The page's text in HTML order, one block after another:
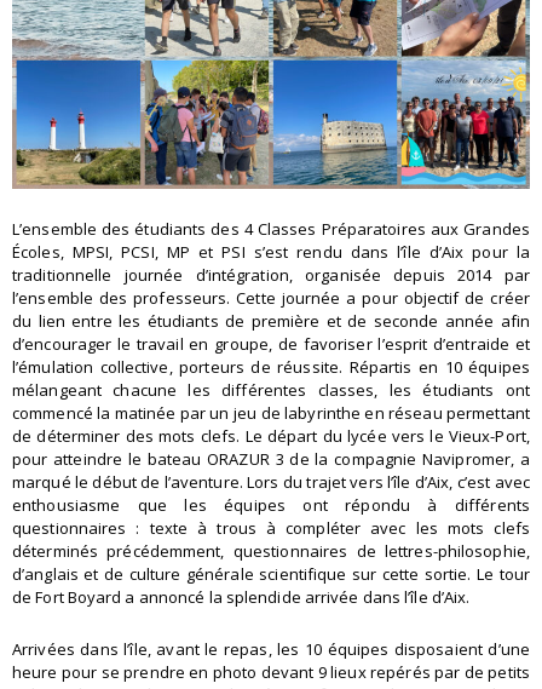
L’ensemble des étudiants des 4 Classes Préparatoires aux Grandes
Écoles, MPSI, PCSI, MP et PSI s’est rendu dans l’île d’Aix pour la
traditionnelle journée d’intégration, organisée depuis 2014 par
l’ensemble des professeurs. Cette journée a pour objectif de créer
du lien entre les étudiants de première et de seconde année afin
d’encourager le travail en groupe, de favoriser l’esprit d’entraide et
l’émulation collective, porteurs de réussite. Répartis en 10 équipes
mélangeant chacune les différentes classes, les étudiants ont
commencé la matinée par un jeu de labyrinthe en réseau permettant
de déterminer des mots clefs. Le départ du lycée vers le Vieux-Port,
pour atteindre le bateau ORAZUR 3 de la compagnie Navipromer, a
marqué le début de l’aventure. Lors du trajet vers l’île d’Aix, c’est avec
enthousiasme que les équipes ont répondu à différents
questionnaires : texte à trous à compléter avec les mots clefs
déterminés précédemment, questionnaires de lettres-philosophie,
d’anglais et de culture générale scientifique sur cette sortie. Le tour
de Fort Boyard a annoncé la splendide arrivée dans l’île d’Aix.
Arrivées dans l’île, avant le repas, les 10 équipes disposaient d’une
heure pour se prendre en photo devant 9 lieux repérés par de petits